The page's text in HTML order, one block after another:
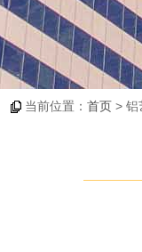
当前位置： 首页 > 铝